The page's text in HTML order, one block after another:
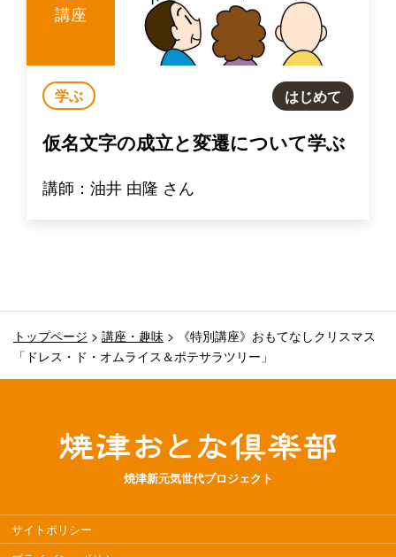
講座
学ぶ はじめて
仮名文字の成立と変遷について学ぶ
講師：油井 由隆 さん
トップページ > 講座・趣味 >
《特別講座》おもてなしクリスマス
「ドレス・ド・オムライス＆ポテサラツリー」
焼津新元気世代プロジェクト
サイトポリシー